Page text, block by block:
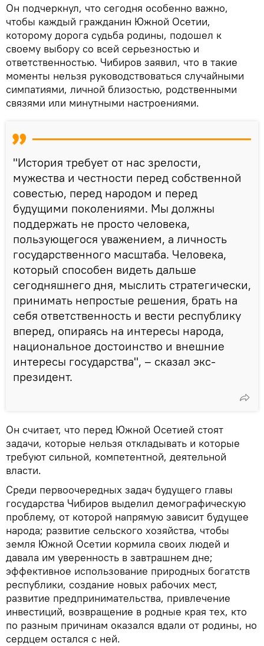
Он подчеркнул, что сегодня особенно важно,
чтобы каждый гражданин Южной Осетии,
которому дорога судьба родины, подошел к
своему выбору со всей серьезностью и
ответственностью. Чибиров заявил, что в такие
моменты нельзя руководствоваться случайными
симпатиями, личной близостью, родственными
связями или минутными настроениями.
"История требует от нас зрелости,
мужества и честности перед собственной
совестью, перед народом и перед
будущими поколениями. Мы должны
поддержать не просто человека,
пользующегося уважением, а личность
государственного масштаба. Человека,
который способен видеть дальше
сегодняшнего дня, мыслить стратегически,
принимать непростые решения, брать на
себя ответственность и вести республику
вперед, опираясь на интересы народа,
национальное достоинство и внешние
интересы государства", – сказал экс-
президент.
Он считает, что перед Южной Осетией стоят
задачи, которые нельзя откладывать и которые
требуют сильной, компетентной, деятельной
власти.
Среди первоочередных задач будущего главы
государства Чибиров выделил демографическую
проблему, от которой напрямую зависит будущее
народа; развитие сельского хозяйства, чтобы
земля Южной Осетии кормила своих людей и
давала им уверенность в завтрашнем дне;
эффективное использование природных богатств
республики, создание новых рабочих мест,
развитие предпринимательства, привлечение
инвестиций, возвращение в родные края тех, кто
по разным причинам оказался вдали от родины, но
сердцем остался с ней.